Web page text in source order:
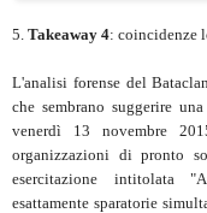
5. Takeaway 4: coincidenze
L'analisi forense del
che sembrano suggerire
venerdì 13 novembre
organizzazioni di pronto
esercitazione intitolata
esattamente sparatorie